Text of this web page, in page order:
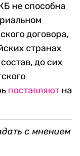
не способна
договора,
странах
до сих
поставляют на
с мнением